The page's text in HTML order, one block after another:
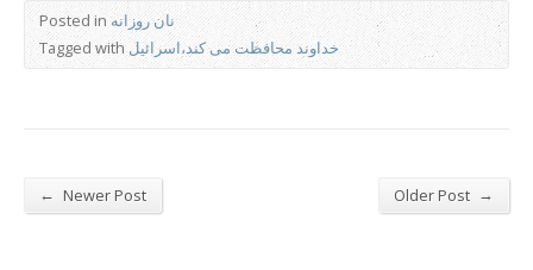
Posted in نان روزانه
Tagged withخداوند محافظت می کند،اسرائیل
← Newer Post Older Post →